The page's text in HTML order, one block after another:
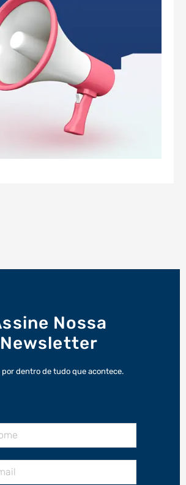
Nossa
Newsletter
por dentro de tudo que acontece.